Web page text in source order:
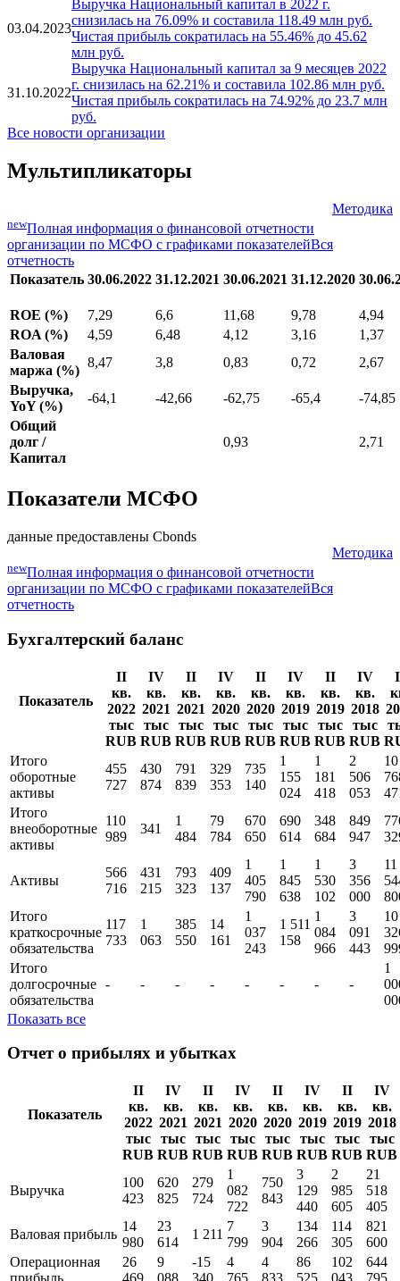
03.04.2023
Выручка Национальный капитал в 2022 г.
снизилась на 76.09% и составила 118.49 млн руб.
Чистая прибыль сократилась на 55.46% до 45.62
млн руб.
31.10.2022
Выручка Национальный капитал за 9 месяцев 2022
г. снизилась на 62.21% и составила 102.86 млн руб.
Чистая прибыль сократилась на 74.92% до 23.7 млн
руб.
Все новости организации
Мультипликаторы
Методика
newПолная информация о финансовой отчетности
организации по МСФО с графиками показателейВся
отчетность
Показатель 30.06.2022 31.12.2021 30.06.2021 31.12.2020
ROE (%) 7,29 6,6 11,68 9,78
4,94
ROA (%)
4,59 6,48 4,12 3,16
1,37
Валовая
маржа (%)
8,47 3,8 0,83 0,72
2,67
Выручка,
YoY (%)
-64,1 -42,66 -62,75 -65,4
-74,85
Общий
долг /
Капитал
0,93 2,71
Показатели МСФО
данные предоставлены Cbonds
Методика
newПолная информация о финансовой отчетности
организации по МСФО с графиками показателейВся
отчетность
Бухгалтерский баланс
Показатель
II
кв.
2022
тыс
RUB
IV
кв.
2021
тыс
RUB
II
кв.
2021
тыс
RUB
IV
кв.
2020
тыс
RUB
II
кв.
2020
тыс
RUB
IV
кв.
2019
тыс
RUB
II
кв.
2019
тыс
RUB
IV
кв.
2018
тыс
RUB
Итого
оборотные
активы
455
727
430
874
791
839
329
353
735
140
1
155
024
1
181
418
2
506
053
10
Итого
внеоборотные
активы
110
989
341
1
484
79
784
670
650
690
614
348
684
849
947
Активы
566
716
431
215
793
323
409
137
1
405
790
1
845
638
1
530
102
3
356
000
11
Итого
краткосрочные
обязательства
117
733
1
063
385
550
14
161
1
037
243
1 511
158
1
084
966
3
091
443
10
Итого
долгосрочные
обязательства
- - - - - - - -
1
Показать все
Отчет о прибылях и убытках
Показатель
II
кв.
2022
тыс
RUB
IV
кв.
2021
тыс
RUB
II
кв.
2021
тыс
RUB
IV
кв.
2020
тыс
RUB
II
кв.
2020
тыс
RUB
IV
кв.
2019
тыс
RUB
II
кв.
2019
тыс
RUB
IV
кв.
2018
тыс
RUB
Выручка
100
423
620
825
279
724
1
082
722
750
843
3
129
440
2
985
605
21
518
405
Валовая прибыль
14
980
23
614
1 211
7
799
3
904
134
266
114
305
821
600
Операционная
26
9
-15
4
4
86
102
644